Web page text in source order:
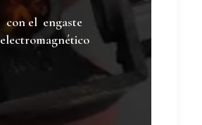
con el engaste
electromagnético